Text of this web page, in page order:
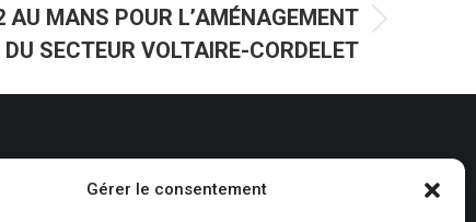
Gérer le consentement
AU MANS POUR L’AMÉNAGEMENT
DU SECTEUR VOLTAIRE-CORDELET